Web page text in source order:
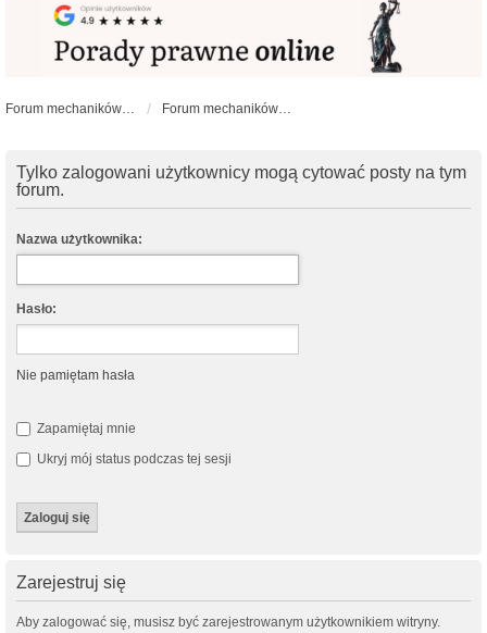
Forum mechaników samochodowych - forum-mechaniczne.pl Forum mechaników samochodowych
Tylko zalogowani użytkownicy mogą cytować posty na tym
forum.
Nazwa użytkownika:
Hasło:
Nie pamiętam hasła
Zapamiętaj mnie
Ukryj mój status podczas tej sesji
Zarejestruj się
Aby zalogować się, musisz być zarejestrowanym użytkownikiem witryny.